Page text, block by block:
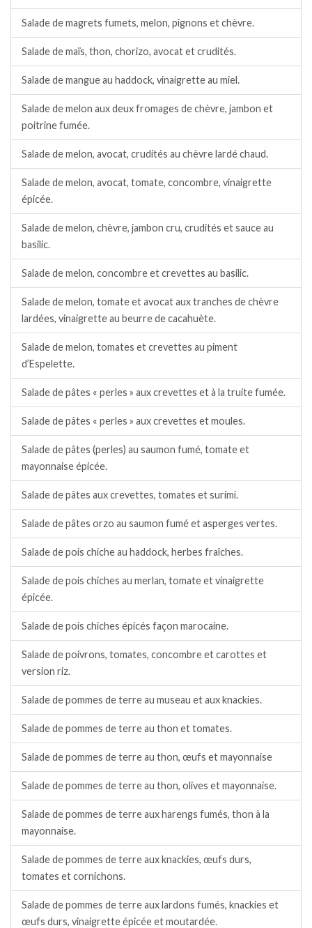
Salade de magrets fumets, melon, pignons et chèvre.
Salade de maïs, thon, chorizo, avocat et crudités.
Salade de mangue au haddock, vinaigrette au miel.
Salade de melon aux deux fromages de chèvre, jambon et
poitrine fumée.
Salade de melon, avocat, crudités au chèvre lardé chaud.
Salade de melon, avocat, tomate, concombre, vinaigrette
épicée.
Salade de melon, chèvre, jambon cru, crudités et sauce au
basilic.
Salade de melon, concombre et crevettes au basilic.
Salade de melon, tomate et avocat aux tranches de chèvre
lardées, vinaigrette au beurre de cacahuète.
Salade de melon, tomates et crevettes au piment
d’Espelette.
Salade de pâtes « perles » aux crevettes et à la truite fumée.
Salade de pâtes « perles » aux crevettes et moules.
Salade de pâtes (perles) au saumon fumé, tomate et
mayonnaise épicée.
Salade de pâtes aux crevettes, tomates et surimi.
Salade de pâtes orzo au saumon fumé et asperges vertes.
Salade de pois chiche au haddock, herbes fraîches.
Salade de pois chiches au merlan, tomate et vinaigrette
épicée.
Salade de pois chiches épicés façon marocaine.
Salade de poivrons, tomates, concombre et carottes et
version riz.
Salade de pommes de terre au museau et aux knackies.
Salade de pommes de terre au thon et tomates.
Salade de pommes de terre au thon, œufs et mayonnaise
Salade de pommes de terre au thon, olives et mayonnaise.
Salade de pommes de terre aux harengs fumés, thon à la
mayonnaise.
Salade de pommes de terre aux knackies, œufs durs,
tomates et cornichons.
Salade de pommes de terre aux lardons fumés, knackies et
œufs durs, vinaigrette épicée et moutardée.